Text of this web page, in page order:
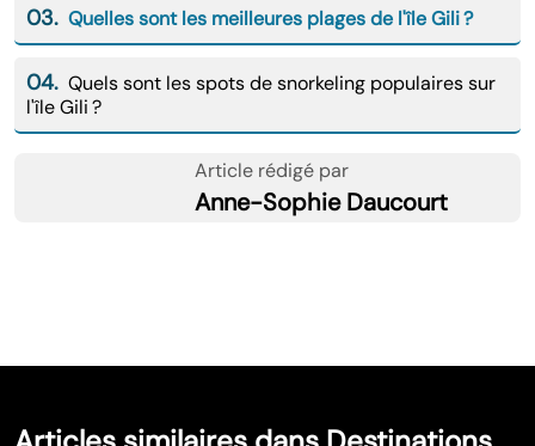
03. Quelles sont les meilleures plages de l'île Gili ?
04. Quels sont les spots de snorkeling populaires sur
l'île Gili ?
Article rédigé par
Anne-Sophie Daucourt